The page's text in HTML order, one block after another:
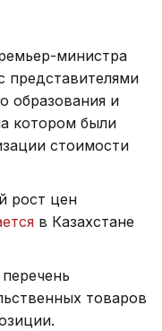
министра
представителями
образования и
котором были
стоимости
рост цен
в Казахстане
товаров